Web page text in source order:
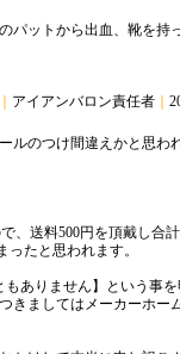
ットから出血、靴を持
アイアンバロン責任者
のつけ間違えかと思わ
送料500円を頂戴し合計
たと思われます。
ありません】という事を
ましてはメーカーホー